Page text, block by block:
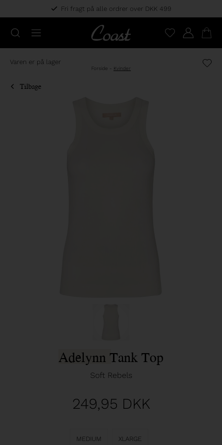
Fri fragt på alle ordrer over DKK 499
Varen er på lager
Forside - Kvinder
Tilbage
Adelynn Tank Top
Soft Rebels
249,95 DKK
MEDIUM XLARGE